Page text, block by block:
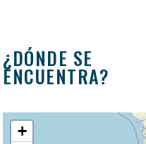
¿DÓNDE SE
ENCUENTRA?
+